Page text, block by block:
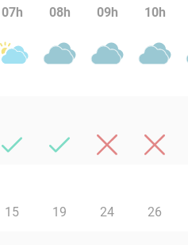
07h 08h 09h 10h
15 19 24 26